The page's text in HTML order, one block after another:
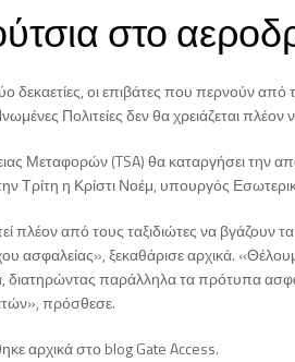
στο
δεκαετίες, οι επιβάτες που περνούν από
Πολιτείες δεν θα χρειάζεται
Μεταφορών (TSA) θα καταργήσει την
Τρίτη η Κρίστι Νοέμ, υπουργός
πλέον από τους ταξιδιώτες να βγάζουν
ασφαλείας», ξεκαθάρισε αρχικά.
διατηρώντας παράλληλα τα πρότυπα
πρόσθεσε.
αρχικά στο blog Gate Access.